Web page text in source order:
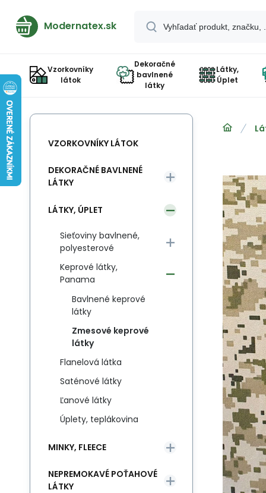
Modernatex.sk
Vzorkovníky
látok
Dekoračné
bavlnené
látky
Látky,
Úplet
VZORKOVNÍKY LÁTOK
DEKORAČNÉ BAVLNENÉ
LÁTKY
LÁTKY, ÚPLET
Sieťoviny bavlnené,
polyesterové
Keprové látky,
Panama
Bavlnené keprové
látky
Zmesové keprové
látky
Flanelová látka
Saténové látky
Ľanové látky
Úplety, teplákovina
MINKY, FLEECE
NEPREMOKAVÉ POŤAHOVÉ
LÁTKY